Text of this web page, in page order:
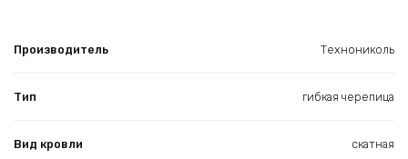
Производитель Технониколь
Тип гибкая черепица
Вид кровли скатная